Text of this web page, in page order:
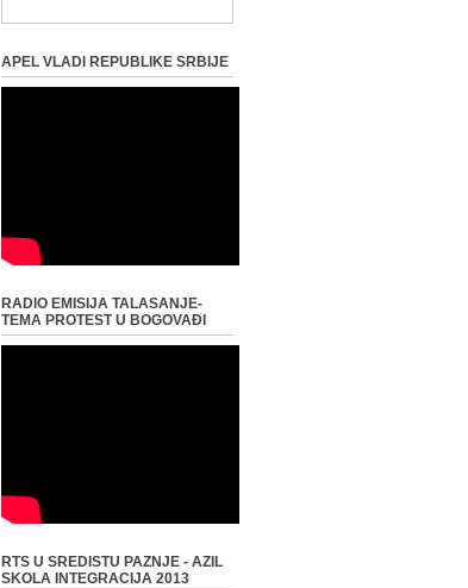
APEL VLADI REPUBLIKE SRBIJE
RADIO EMISIJA TALASANJE-
TEMA PROTEST U BOGOVAĐI
RTS U SREDISTU PAZNJE - AZIL
SKOLA INTEGRACIJA 2013